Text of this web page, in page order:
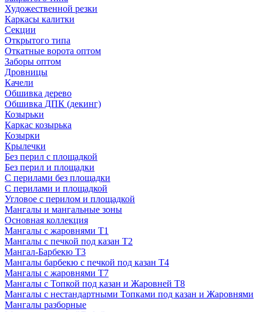
Художественной резки
Каркасы калитки
Секции
Открытого типа
Откатные ворота оптом
Заборы оптом
Дровницы
Качели
Обшивка дерево
Обшивка ДПК (декинг)
Козырьки
Каркас козырька
Козырки
Крылечки
Без перил с площадкой
Без перил и площадки
С перилами без площадки
С перилами и площадкой
Угловое с перилом и площадкой
Мангалы и мангальные зоны
Основная коллекция
Мангалы с жаровнями Т1
Мангалы с печкой под казан Т2
Мангал-Барбекю Т3
Мангалы барбекю с печкой под казан Т4
Мангалы с жаровнями Т7
Мангалы с Топкой под казан и Жаровней Т8
Мангалы с нестандартными Топками под казан и Жаровнями
Мангалы разборные